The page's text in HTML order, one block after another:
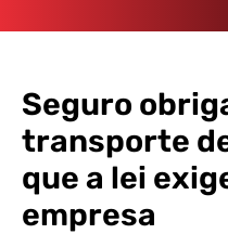
Seguro
transporte
que a lei
empresa